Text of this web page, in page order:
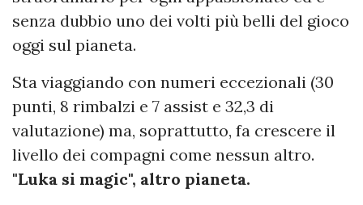
senza dubbio uno dei volti più belli del gioco
oggi sul pianeta.
Sta viaggiando con numeri eccezionali (30
punti, 8 rimbalzi e 7 assist e 32,3 di
valutazione) ma, soprattutto, fa crescere il
livello dei compagni come nessun altro.
"Luka si magic", altro pianeta.